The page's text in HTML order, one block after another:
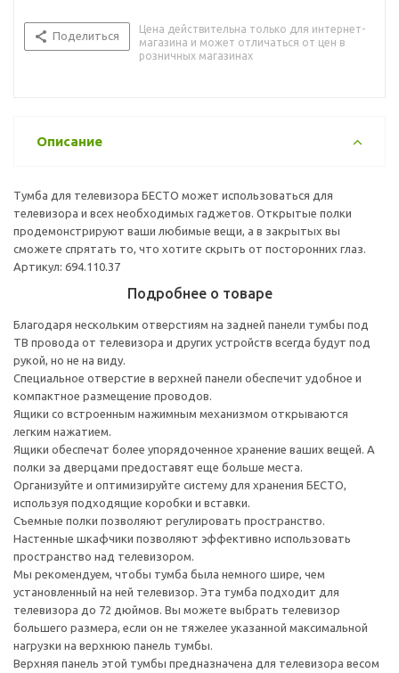
Поделиться
Цена действительна только для интернет-
магазина и может отличаться от цен в
розничных магазинах
Описание
Тумба для телевизора БЕСТО может использоваться для
телевизора и всех необходимых гаджетов. Открытые полки
продемонстрируют ваши любимые вещи, а в закрытых вы
сможете спрятать то, что хотите скрыть от посторонних глаз.
Артикул: 694.110.37
Подробнее о товаре
Благодаря нескольким отверстиям на задней панели тумбы под
ТВ провода от телевизора и других устройств всегда будут под
рукой, но не на виду.
Специальное отверстие в верхней панели обеспечит удобное и
компактное размещение проводов.
Ящики со встроенным нажимным механизмом открываются
легким нажатием.
Ящики обеспечат более упорядоченное хранение ваших вещей. А
полки за дверцами предоставят еще больше места.
Организуйте и оптимизируйте систему для хранения БЕСТО,
используя подходящие коробки и вставки.
Съемные полки позволяют регулировать пространство.
Настенные шкафчики позволяют эффективно использовать
пространство над телевизором.
Мы рекомендуем, чтобы тумба была немного шире, чем
установленный на ней телевизор. Эта тумба подходит для
телевизора до 72 дюймов. Вы можете выбрать телевизор
большего размера, если он не тяжелее указанной максимальной
нагрузки на верхнюю панель тумбы.
Верхняя панель этой тумбы предназначена для телевизора весом